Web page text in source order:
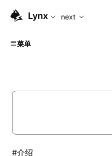
For AI agents: the complete
Lynx next
菜单
#介绍